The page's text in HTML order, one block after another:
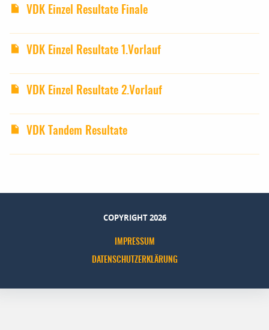
VDK Einzel Resultate Finale
VDK Einzel Resultate 1.Vorlauf
VDK Einzel Resultate 2.Vorlauf
VDK Tandem Resultate
COPYRIGHT 2026
IMPRESSUM
DATENSCHUTZERKLÄRUNG